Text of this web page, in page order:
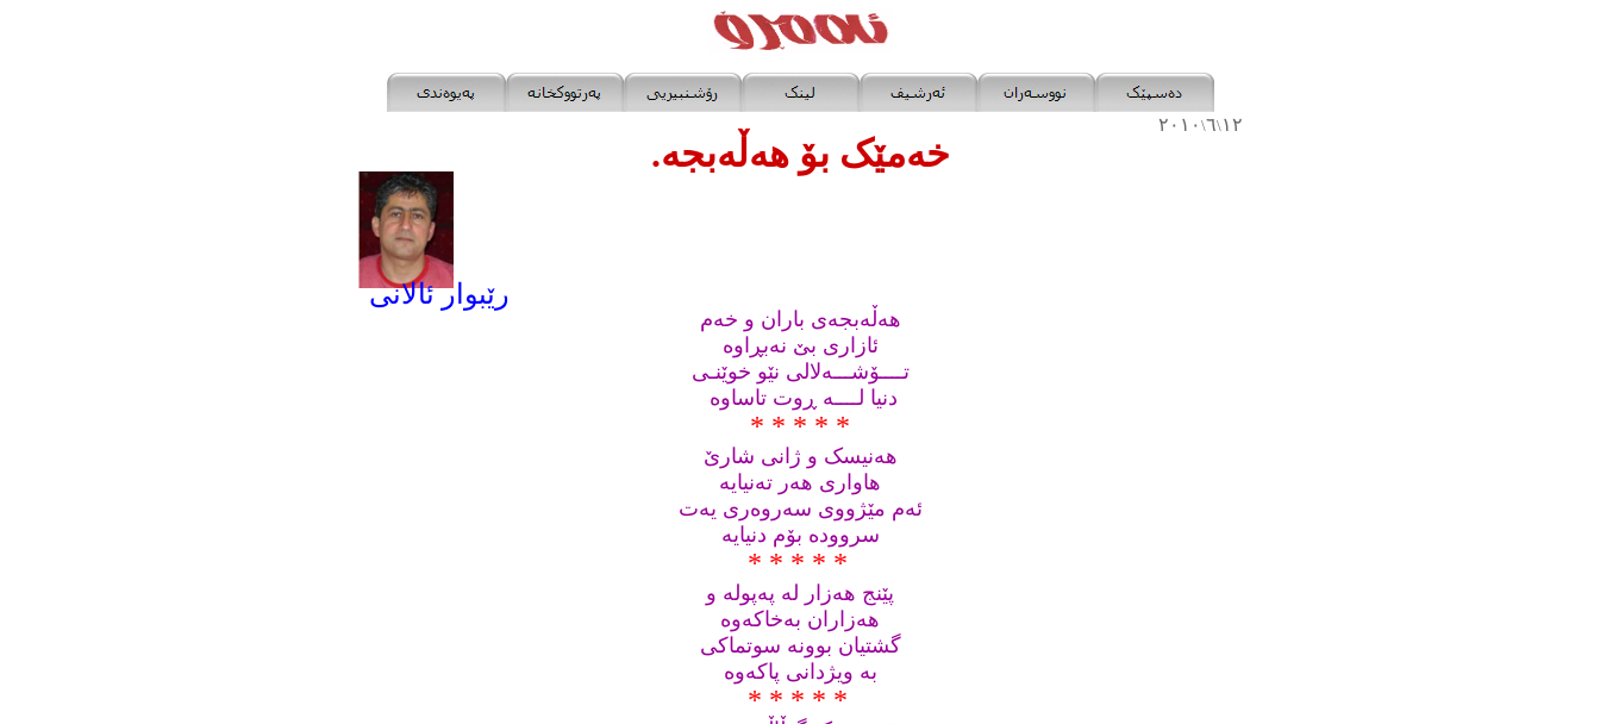
١٢\٦\ ٢٠١٠
خه‌مێک بۆ هه‌ڵه‌بجه‌.
رێبوار ئالانی
هه‌ڵه‌بجه‌ی باران و خه‌م
ئازاری بێ نه‌بڕاوه
تــــۆشـــه‌لالی نێو خوێنـی
دنیا لــــه‌ ڕوت تاساوه ‌
* * * * *
هه‌نیسک و ژانی شارێ
هاواری هه‌ر ته‌نیایه‌
ئه‌م مێژووی سه‌روه‌ری یه‌ت
سرووده‌ بۆم دنیایه
* * * * *
پێنج هه‌زار له‌ په‌پوله‌ و
هه‌زاران به‌خاکه‌وه‌
گشتیان بوونه‌ سوتماکی
به‌ ویژدانی پاکه‌وه
* * * * *